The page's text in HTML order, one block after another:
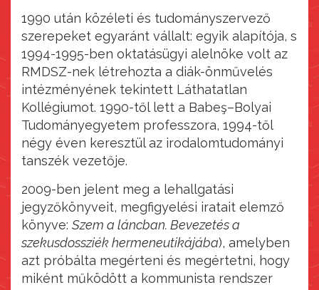
1990 után közéleti és tudományszervező
szerepeket egyaránt vállalt: egyik alapítója, s
1994-1995-ben oktatásügyi alelnöke volt az
RMDSZ-nek létrehozta a diák-önművelés
intézményének tekintett Láthatatlan
Kollégiumot. 1990-től lett a Babeş–Bolyai
Tudományegyetem professzora, 1994-től
négy éven keresztül az irodalomtudományi
tanszék vezetője.
2009-ben jelent meg a lehallgatási
jegyzőkönyveit, megfigyelési iratait elemző
könyve: Szem a láncban. Bevezetés a
szekusdossziék hermeneutikájába), amelyben
azt próbálta megérteni és megértetni, hogy
miként működött a kommunista rendszer